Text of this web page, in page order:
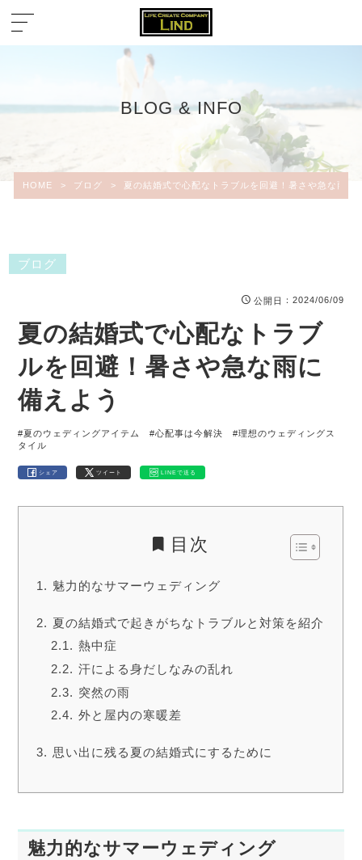
BLOG & INFO
HOME > ブログ > 夏の結婚式で心配なトラブルを回避！暑さや急な雨に
ブログ
公開日 ：2024/06/09
夏の結婚式で心配なトラブ
ルを回避！暑さや急な雨に
備えよう
#夏のウェディングアイテム #心配事は今解決
#理想のウェディングス
タイル
シェア ツイート LINEで送る
目次
魅力的なサマーウェディング
夏の結婚式で起きがちなトラブルと対策を紹介
熱中症
汗による身だしなみの乱れ
突然の雨
外と屋内の寒暖差
思い出に残る夏の結婚式にするために
魅力的なサマーウェディング